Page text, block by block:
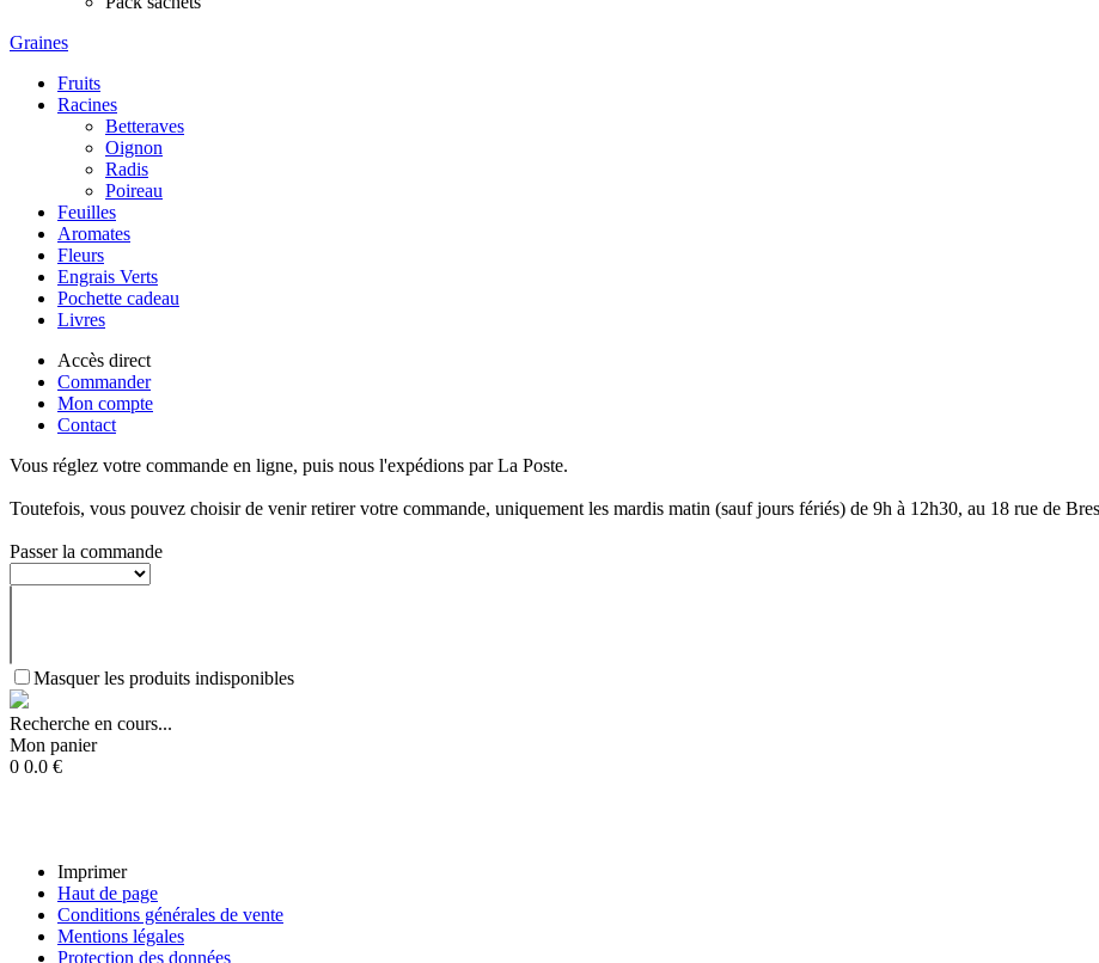
Graines
Fruits
Racines
Betteraves
Oignon
Radis
Poireau
Feuilles
Aromates
Fleurs
Engrais Verts
Pochette cadeau
Livres
Accès direct
Commander
Mon compte
Contact
Vous réglez votre commande en ligne, puis nous l'expédions par La Poste.
Toutefois, vous pouvez choisir de venir retirer votre commande, uniquement les mardis matin (sauf jours fériés) de 9h à 12h30, au 18 rue de
Passer la commande
Masquer les produits indisponibles
Recherche en cours...
Mon panier
0 0.0 €
Imprimer
Haut de page
Conditions générales de vente
Mentions légales
Protection des données